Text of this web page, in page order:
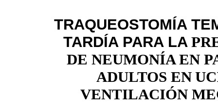
TRAQUEOSTOMÍA
TARDÍA PARA LA
DE NEUMONÍA EN
ADULTOS EN
VENTILACIÓN